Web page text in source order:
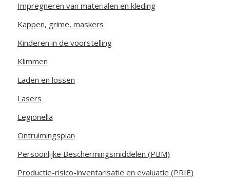
Impregneren van materialen en kleding
Kappen, grime, maskers
Kinderen in de voorstelling
Klimmen
Laden en lossen
Lasers
Legionella
Ontruimingsplan
Persoonlijke Beschermingsmiddelen (PBM)
Productie-risico-inventarisatie en evaluatie (PRIE)